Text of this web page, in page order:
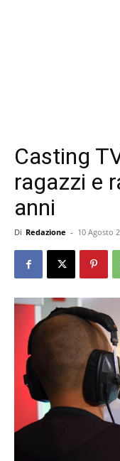
Casting
ragazzi e
anni
Di Redazione - 10 Agosto